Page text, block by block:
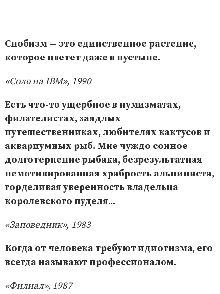
Снобизм — это единственное растение,
которое цветет даже в пустыне.
«Соло на IBM», 1990
Есть что-то ущербное в нумизматах,
филателистах, заядлых
путешественниках, любителях кактусов и
аквариумных рыб. Мне чуждо сонное
долготерпение рыбака, безрезультатная
немотивированная храбрость альпиниста,
горделивая уверенность владельца
королевского пуделя...
«Заповедник», 1983
Когда от человека требуют идиотизма, его
всегда называют профессионалом.
«Филиал», 1987